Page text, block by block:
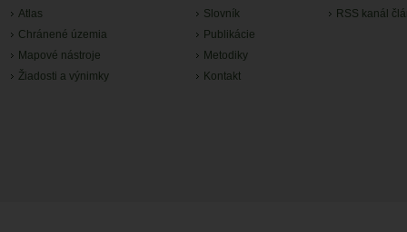
Atlas
Chránené územia
Mapové nástroje
Žiadosti a výnimky
Slovník
Publikácie
Metodiky
Kontakt
RSS kanál